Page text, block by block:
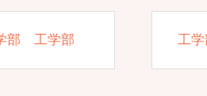
部 工学部 工